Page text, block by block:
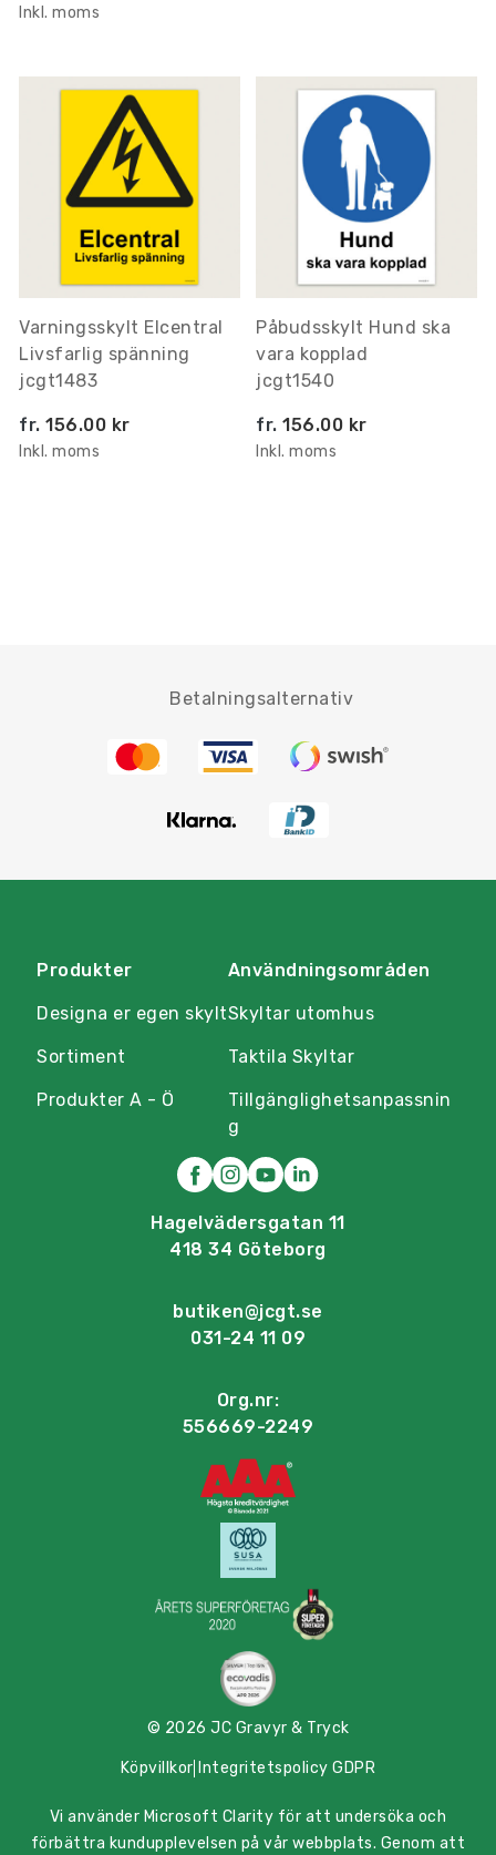
Inkl. moms
Varningsskylt Elcentral
Livsfarlig spänning
jcgt1483
fr. 156.00 kr
Inkl. moms
Påbudsskylt Hund ska
vara kopplad
jcgt1540
fr. 156.00 kr
Inkl. moms
Betalningsalternativ
Produkter
Designa er egen skylt
Sortiment
Produkter A - Ö
Användningsområden
Skyltar utomhus
Taktila Skyltar
Tillgänglighetsanpassnin
g
Hagelvädersgatan 11
418 34 Göteborg
butiken@jcgt.se
031-24 11 09
Org.nr:
556669-2249
© 2026 JC Gravyr & Tryck
Köpvillkor Integritetspolicy GDPR
Vi använder Microsoft Clarity för att undersöka och
förbättra kundupplevelsen på vår webbplats. Genom att